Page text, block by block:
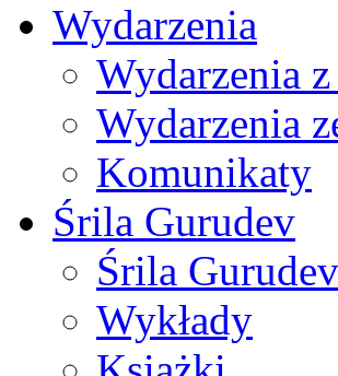
Wydarzenia
Wydarzenia
Wydarzenia
Komunikaty
Śrila Gurudev
Śrila Gurudev
Wykłady